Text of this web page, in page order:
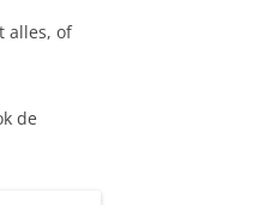
alles, of
de